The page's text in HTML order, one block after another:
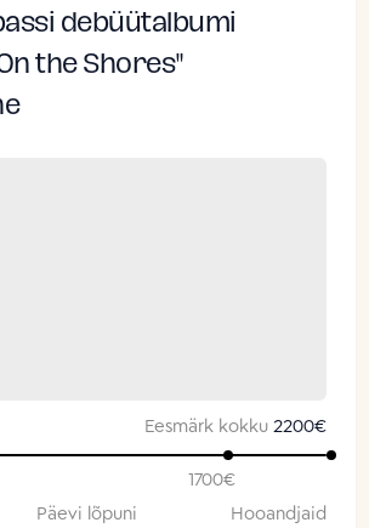
debüütalbumi
the Shores"
Eesmärk kokku 2200€
1700€
Päevi lõpuni Hooandjaid